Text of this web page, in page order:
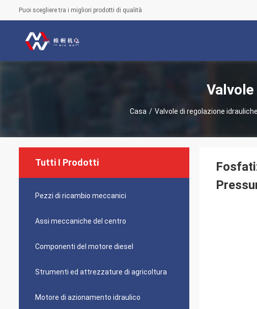
Puoi scegliere tra i migliori prodotti di qualità
Casa / Valvole di regolazione idrauliche
Tutti I Prodotti
Pezzi di ricambio meccanici
Assi meccaniche del centro
Componenti del motore diesel
Strumenti ed attrezzature di agricoltura
Motore di azionamento idraulico